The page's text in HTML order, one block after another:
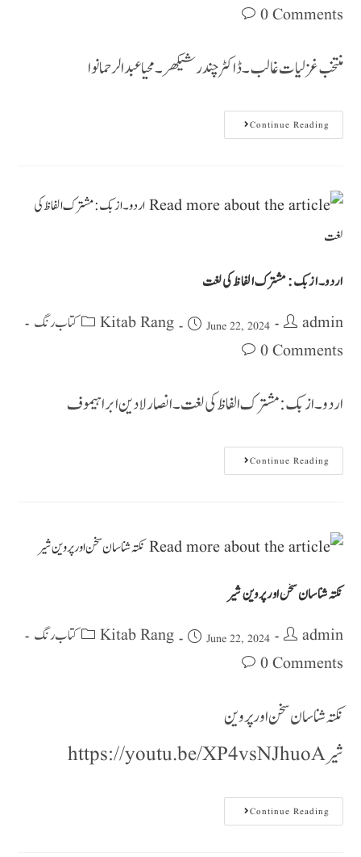
0 Comments
منتخب غزلیات غالب ۔ ڈاکٹر چندر شیکھر ۔ محیا عبد الرحمانوا
Continue Reading
اردو۔ازبک : مشترک الفاظ کی لغت
admin
June 22, 2024
Kitab Rang کتاب رنگ
0 Comments
اردو۔ازبک : مشترک الفاظ کی لغت۔ انصارلادین ابراہیموف
Continue Reading
نکتہ شناسان سخن اور پروین شیر
admin
June 22, 2024
Kitab Rang کتاب رنگ
0 Comments
نکتہ شناسان سخن اور پروین
شیر https://youtu.be/XP4vsNJhuoA
Continue Reading